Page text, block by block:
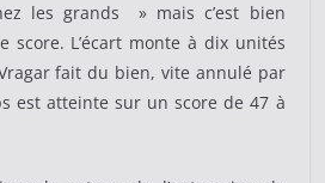
les grands » mais c’est bien
score. L’écart monte à dix unités
fait du bien, vite annulé par
est atteinte sur un score de 47 à